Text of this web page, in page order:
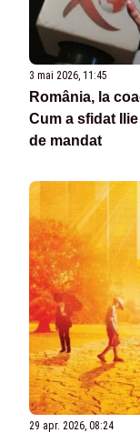
3 mai 2026, 11:45
România, la
Cum a sfidat
de mandat
29 apr. 2026, 08:24